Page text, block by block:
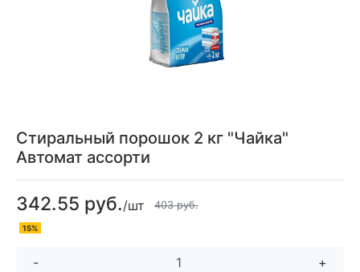
Стиральный порошок 2 кг "Чайка"
Автомат ассорти
342.55 руб./шт 403 руб.
15%
- +